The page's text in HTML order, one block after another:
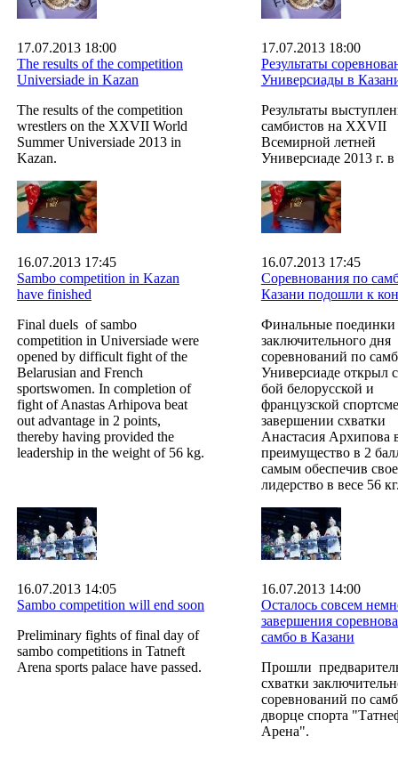
17.07.2013 18:00
The results of the competition
Universiade in Kazan
The results of the competition
wrestlers on the XXVII World
Summer Universiade 2013 in
Kazan.
17.07.2013 18:00
Результаты
Универсиады в
Результаты
самбистов на XXVII
Всемирной летней
Универсиаде 2013 г.
16.07.2013 17:45
Sambo competition in Kazan
have finished
Final duels of sambo
competition in Universiade were
opened by difficult fight of the
Belarusian and French
sportswomen. In completion of
fight of Anastas Arhipovа beat
out advantage in 2 points,
thereby having provided the
leadership in the weight of 56 kg.
16.07.2013 17:45
Соревнования по
Казани подошли к
Финальные поединки
заключительного дня
соревнований по
Универсиаде открыл
бой белорусской и
французской
завершении схватки
Анастасия Архипова
преимущество в 2
самым обеспечив свое
лидерство в весе 56
16.07.2013 14:05
Sambo competition will end soon
Preliminary fights of final day of
sambo competitions in Tatneft
Arena sports palace have passed.
16.07.2013 14:00
Осталось совсем
завершения
самбо в Казани
Прошли
схватки
соревнований по
дворце спорта
Арена".